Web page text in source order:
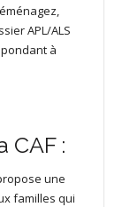
APL/ALS
à
CAF :
une
familles qui